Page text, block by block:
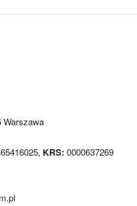
Warszawa
KRS: 0000637269